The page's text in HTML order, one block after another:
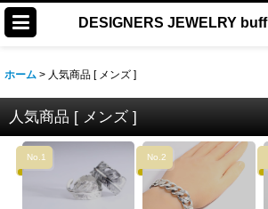
DESIGNERS JEWELRY buff
ホーム > 人気商品 [ メンズ ]
人気商品 [ メンズ ]
No.1 No.2